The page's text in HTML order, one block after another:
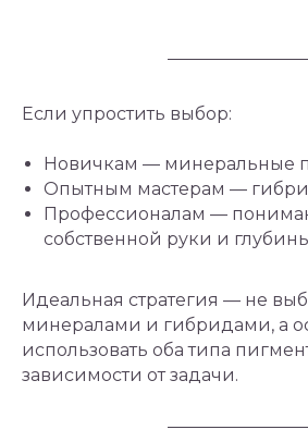
Если упростить выбор:
Новичкам — минеральные
Опытным мастерам —
Профессионалам —
собственной руки и
Идеальная стратегия — не
минералами и гибридами, а
использовать оба типа
зависимости от задачи.